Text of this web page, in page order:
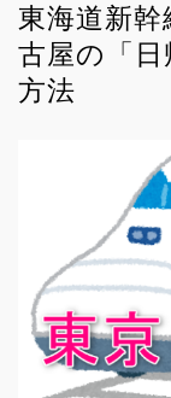
東海道新
古屋の「
方法